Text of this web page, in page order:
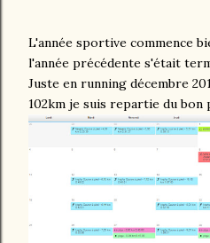
L'année sportive commence
l'année précédente s'était
Juste en running décembre
102km je suis repartie du bon